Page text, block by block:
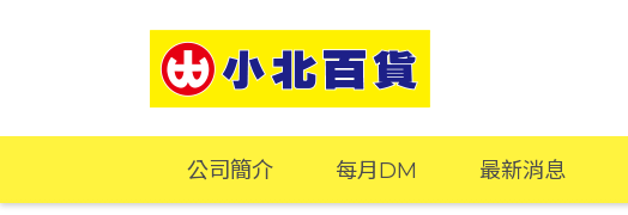
公司簡介 每月DM 最新消息